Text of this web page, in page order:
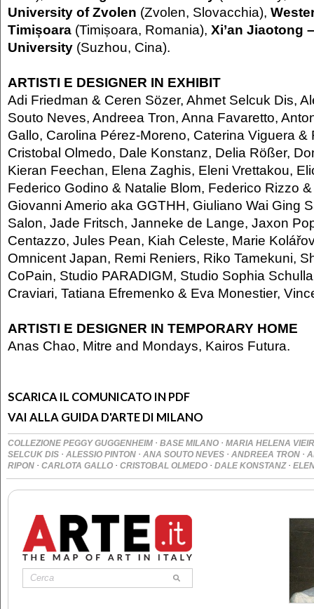
University of Zvolen (Zvolen, Slovacchia),
Timișoara (Timișoara, Romania), Xi’an Jiaotong
University (Suzhou, Cina).
ARTISTI E DESIGNER IN EXHIBIT
Adi Friedman & Ceren Sözer, Ahmet Selcuk Dis,
Souto Neves, Andreea Tron, Anna Favaretto,
Gallo, Carolina Pérez-Moreno, Caterina Viguera &
Cristobal Olmedo, Dale Konstanz, Delia Rößer,
Kieran Feechan, Elena Zaghis, Eleni Vrettakou,
Federico Godino & Natalie Blom, Federico Rizzo
Giovanni Amerio aka GGTHH, Giuliano Wai Ging
Salon, Jade Fritsch, Janneke de Lange, Jaxon
Centazzo, Jules Pean, Kiah Celeste, Marie
Omnicent Japan, Remi Reniers, Riko Tamekuni,
CoPain, Studio PARADIGM, Studio Sophia
Craviari, Tatiana Efremenko & Eva Monestier,
ARTISTI E DESIGNER IN TEMPORARY HOME
Anas Chao, Mitre and Mondays, Kairos Futura.
SCARICA IL COMUNICATO IN PDF
VAI ALLA GUIDA D'ARTE DI MILANO
COLLEZIONE PEGGY GUGGENHEIM · BASE MILANO · MARIA HELENA
SELCUK DIS · ALESSIO PINTON · ANA SOUTO NEVES · ANDREEA TRON ·
RIPON · CARLOTA GALLO · CRISTOBAL OLMEDO · DALE KONSTANZ ·